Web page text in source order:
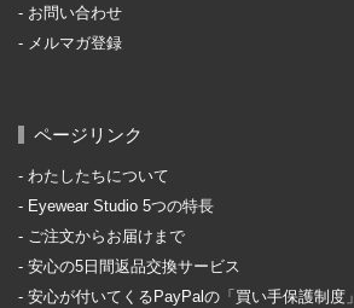
お問い合わせ
メルマガ登録
ページリンク
わたしたちについて
Eyewear Studio 5つの特長
ご注文からお届けまで
安心の5日間返品交換サービス
安心が付いてくるPayPalの「買い手保護制度」